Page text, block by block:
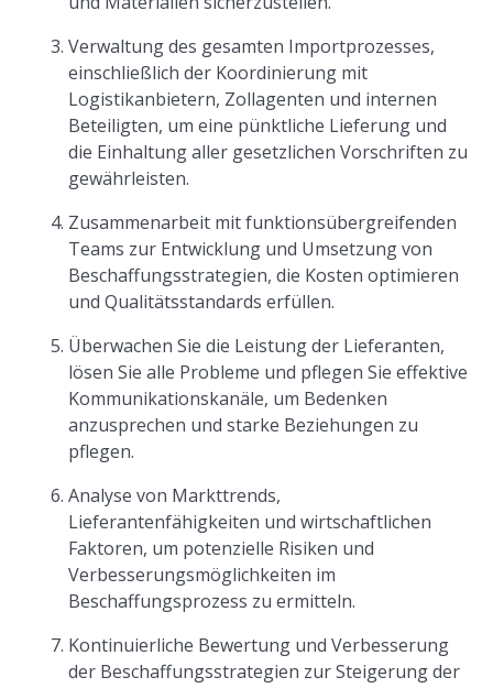
Verwaltung des gesamten Importprozesses,
einschließlich der Koordinierung mit
Logistikanbietern, Zollagenten und internen
Beteiligten, um eine pünktliche Lieferung und
die Einhaltung aller gesetzlichen Vorschriften zu
gewährleisten.
Zusammenarbeit mit funktionsübergreifenden
Teams zur Entwicklung und Umsetzung von
Beschaffungsstrategien, die Kosten optimieren
und Qualitätsstandards erfüllen.
Überwachen Sie die Leistung der Lieferanten,
lösen Sie alle Probleme und pflegen Sie effektive
Kommunikationskanäle, um Bedenken
anzusprechen und starke Beziehungen zu
pflegen.
Analyse von Markttrends,
Lieferantenfähigkeiten und wirtschaftlichen
Faktoren, um potenzielle Risiken und
Verbesserungsmöglichkeiten im
Beschaffungsprozess zu ermitteln.
Kontinuierliche Bewertung und Verbesserung
der Beschaffungsstrategien zur Steigerung der